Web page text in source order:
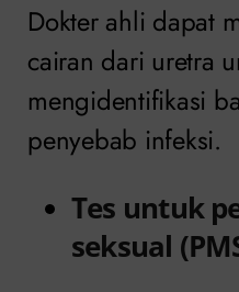
Dokter ahli dapat
cairan dari uretra
mengidentifikasi
penyebab infeksi.
Tes untuk
seksual